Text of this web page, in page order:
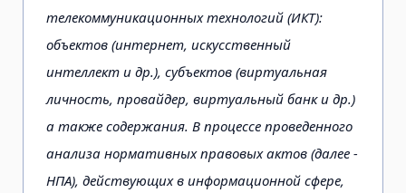
телекоммуникационных технологий (ИКТ):
объектов (интернет, искусственный
интеллект и др.), субъектов (виртуальная
личность, провайдер, виртуальный банк и др.)
а также содержания. В процессе проведенного
анализа нормативных правовых актов (далее -
НПА), действующих в информационной сфере,